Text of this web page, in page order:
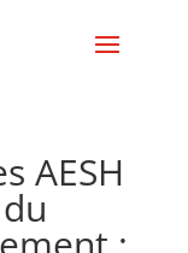
AESH